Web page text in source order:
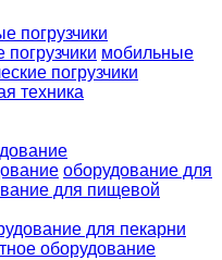
погрузчики
мобильные
погрузчики
техника
оборудование для
для пищевой
для пекарни
оборудование